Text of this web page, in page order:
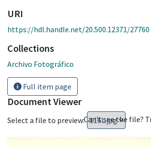
URI
https://hdl.handle.net/20.500.12371/27760
Collections
Archivo Fotográfico
Full item page
Document Viewer
Select a file to preview:Can't see the file?